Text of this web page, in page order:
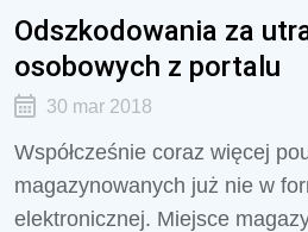
Odszkodowania za
osobowych z portalu
30 mar 2018
Współcześnie coraz więcej
magazynowanych już nie w
elektronicznej. Miejsce